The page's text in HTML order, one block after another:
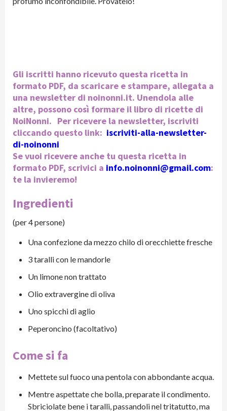
Gli iscritti hanno ricevuto questa ricetta in
formato PDF, da scaricare e stampare, allegata a
una newsletter di noinonni.it. Unendola alle
altre, possono così formare il libro di ricette di
NoiNonni. Per ricevere la newsletter, iscriviti
cliccando questo link: iscriviti-alla-newsletter-
di-noinonni
Se vuoi ricevere anche tu questa ricetta in
formato PDF, scrivici a info.noinonni@gmail.com:
te la invieremo!
Ingredienti
(per 4 persone)
Una confezione da mezzo chilo di orecchiette fresche
3 taralli con le mandorle
Un limone non trattato
Olio extravergine di oliva
Uno spicchi di aglio
Peperoncino (facoltativo)
Come si fa
Mettete sul fuoco una pentola con abbondante acqua.
Mentre aspettate che bolla, preparate il condimento.
Sbriciolate bene i taralli, passandoli nel tritatutto, ma